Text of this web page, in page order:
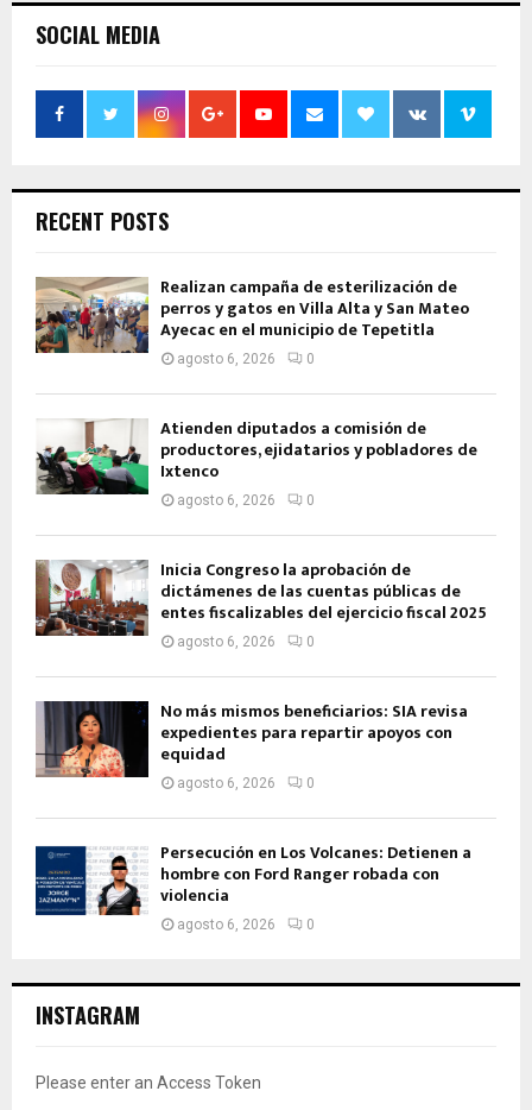
SOCIAL MEDIA
RECENT POSTS
Realizan campaña de esterilización de
perros y gatos en Villa Alta y San Mateo
Ayecac en el municipio de Tepetitla
agosto 6, 2026 0
Atienden diputados a comisión de
productores, ejidatarios y pobladores de
Ixtenco
agosto 6, 2026 0
Inicia Congreso la aprobación de
dictámenes de las cuentas públicas de
entes fiscalizables del ejercicio fiscal 2025
agosto 6, 2026 0
No más mismos beneficiarios: SIA revisa
expedientes para repartir apoyos con
equidad
agosto 6, 2026 0
Persecución en Los Volcanes: Detienen a
hombre con Ford Ranger robada con
violencia
agosto 6, 2026 0
INSTAGRAM
Please enter an Access Token